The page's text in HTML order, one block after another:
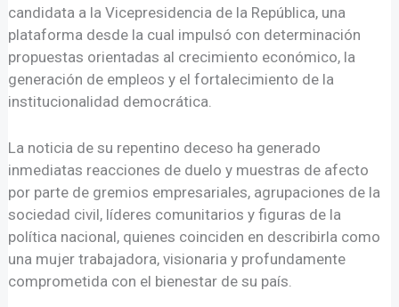
candidata a la Vicepresidencia de la República, una
plataforma desde la cual impulsó con determinación
propuestas orientadas al crecimiento económico, la
generación de empleos y el fortalecimiento de la
institucionalidad democrática.
La noticia de su repentino deceso ha generado
inmediatas reacciones de duelo y muestras de afecto
por parte de gremios empresariales, agrupaciones de la
sociedad civil, líderes comunitarios y figuras de la
política nacional, quienes coinciden en describirla como
una mujer trabajadora, visionaria y profundamente
comprometida con el bienestar de su país.